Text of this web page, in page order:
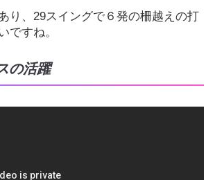
り、29スイングで６発の柵越えの打
ですね。
の活躍